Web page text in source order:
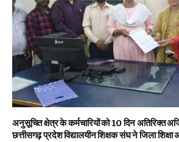
अनुसूचित क्षेत्र के कर्मचारियों को 10 दिन अतिरिक्त
छत्तीसगढ़ प्रदेश विद्यालयीन शिक्षक संघ ने जिला शिक्षा